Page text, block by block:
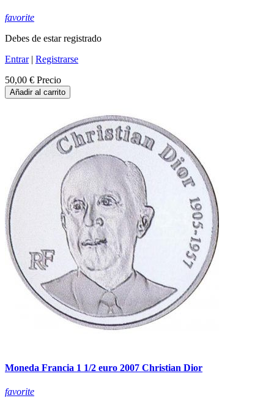
favorite
Debes de estar registrado
Entrar| Registrarse
50,00 € Precio
Añadir al carrito
Moneda Francia 1 1/2 euro 2007 Christian Dior
favorite